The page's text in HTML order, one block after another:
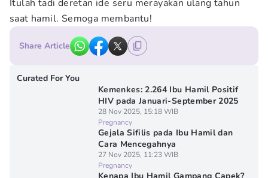
Itulah tadi deretan ide seru merayakan ulang tahun
saat hamil. Semoga membantu!
Share Article
Curated For You
Kemenkes: 2.264 Ibu Hamil Positif
HIV pada Januari-September 2025
28 Nov 2025, 15:18 WIB
Pregnancy
Gejala Sifilis pada Ibu Hamil dan
Cara Mencegahnya
27 Nov 2025, 11:23 WIB
Pregnancy